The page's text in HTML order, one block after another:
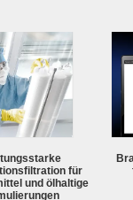
für
und ölhaltige